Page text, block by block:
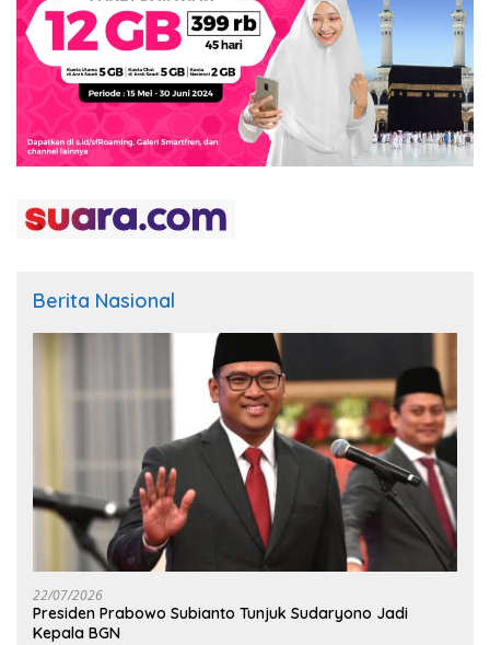
Berita Nasional
22/07/2026
Presiden Prabowo Subianto Tunjuk Sudaryono Jadi
Kepala BGN